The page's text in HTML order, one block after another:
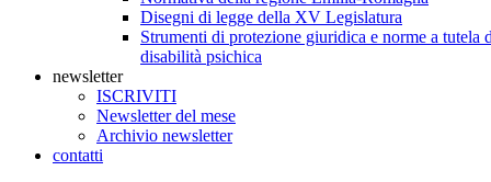
Disegni di legge della XV Legislatura
Strumenti di protezione giuridica e norme a tutela
disabilità psichica
newsletter
ISCRIVITI
Newsletter del mese
Archivio newsletter
contatti